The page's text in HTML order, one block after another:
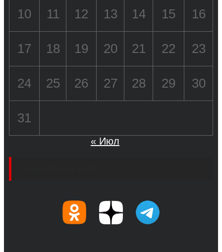
10 11 12 13 14 15 16
17 18 19 20 21 22 23
24 25 26 27 28 29 30
31
« Июл